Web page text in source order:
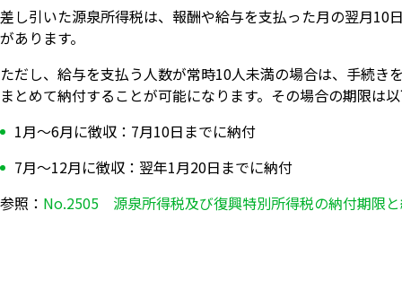
差し引いた源泉所得税は、報酬や給与を支払った月の翌月10
があります。
ただし、給与を支払う人数が常時10人未満の場合は、手続き
まとめて納付することが可能になります。その場合の期限は
1月〜6月に徴収：7月10日までに納付
7月〜12月に徴収：翌年1月20日までに納付
参照： No.2505 源泉所得税及び復興特別所得税の納付期限